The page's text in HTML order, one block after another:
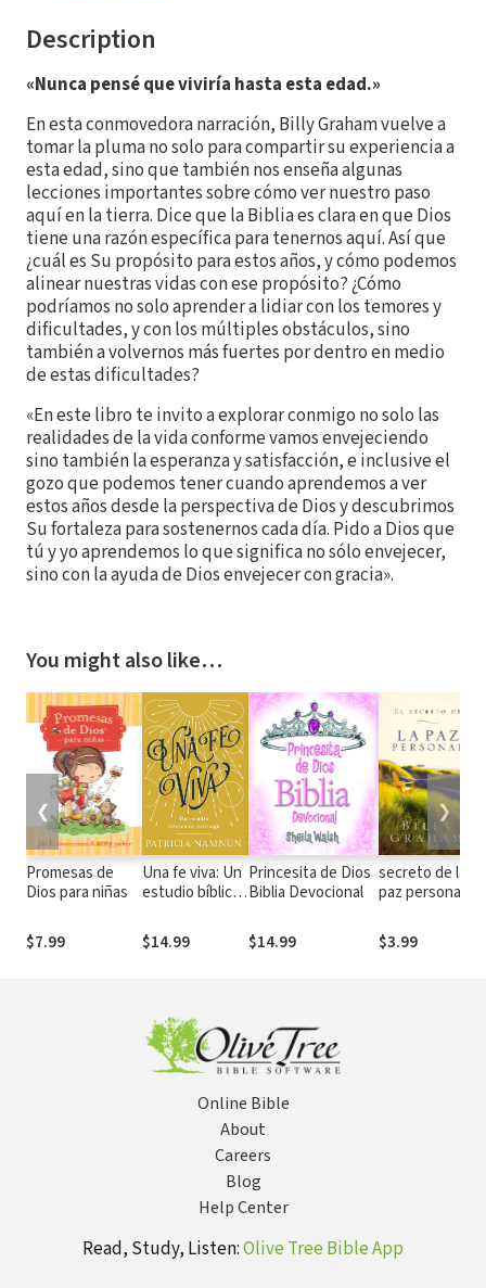
Description
«Nunca pensé que viviría hasta esta edad.»
En esta conmovedora narración, Billy Graham vuelve a
tomar la pluma no solo para compartir su experiencia a
esta edad, sino que también nos enseña algunas
lecciones importantes sobre cómo ver nuestro paso
aquí en la tierra. Dice que la Biblia es clara en que Dios
tiene una razón específica para tenernos aquí. Así que
¿cuál es Su propósito para estos años, y cómo podemos
alinear nuestras vidas con ese propósito? ¿Cómo
podríamos no solo aprender a lidiar con los temores y
dificultades, y con los múltiples obstáculos, sino
también a volvernos más fuertes por dentro en medio
de estas dificultades?
«En este libro te invito a explorar conmigo no solo las
realidades de la vida conforme vamos envejeciendo
sino también la esperanza y satisfacción, e inclusive el
gozo que podemos tener cuando aprendemos a ver
estos años desde la perspectiva de Dios y descubrimos
Su fortaleza para sostenernos cada día. Pido a Dios que
tú y yo aprendemos lo que significa no sólo envejecer,
sino con la ayuda de Dios envejecer con gracia».
You might also like…
Promesas de
Dios para niñas
$7.99
Una fe viva: Un
estudio bíblico
$14.99
Princesita de Dios
Biblia Devocional
$14.99
secreto de la
paz personal
$3.99
❮ ❯
Online Bible
About
Careers
Blog
Help Center
Read, Study, Listen:Olive Tree Bible App